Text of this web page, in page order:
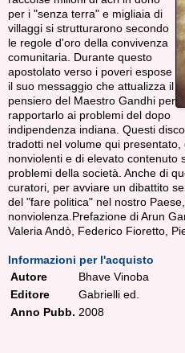
per i "senza terra" e migliaia di
villaggi si strutturarono secondo
le regole d'oro della convivenza
comunitaria. Durante questo
apostolato verso i poveri espose
il suo messaggio che attualizza il
pensiero del Maestro Gandhi per
rapportarlo ai problemi del dopo
indipendenza indiana. Questi
tradotti nel volume qui
nonviolenti e di elevato contenuto
problemi della società. Anche di
curatori, per avviare un dibattito
del "fare politica" nel nostro
nonviolenza.Prefazione di Arun
Valeria Andò, Federico Fioretto,
Informazioni per l'acquisto
Autore
Bhave Vinoba
Editore
Gabrielli ed.
Anno Pubb. 2008